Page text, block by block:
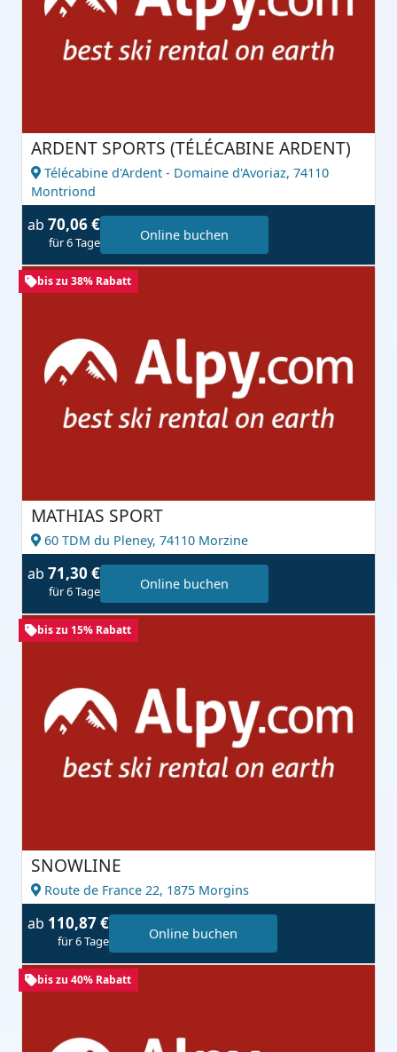
ARDENT SPORTS (TÉLÉCABINE ARDENT)
Télécabine d'Ardent - Domaine d'Avoriaz, 74110
Montriond
ab 70,06 €
für 6 Tage Online buchen
bis zu 38% Rabatt
MATHIAS SPORT
60 TDM du Pleney, 74110 Morzine
ab 71,30 €
für 6 Tage Online buchen
bis zu 15% Rabatt
SNOWLINE
Route de France 22, 1875 Morgins
ab 110,87 €
für 6 Tage Online buchen
bis zu 40% Rabatt